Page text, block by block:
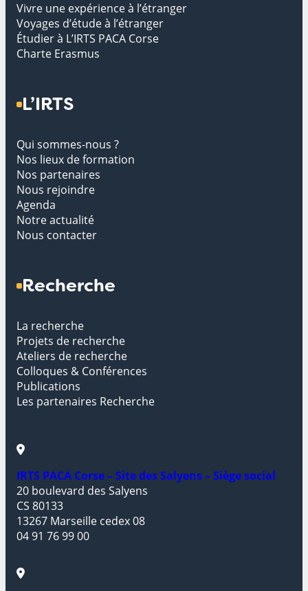
Vivre une expérience à l’étranger
Voyages d’étude à l’étranger
Étudier à L’IRTS PACA Corse
Charte Erasmus
L’IRTS
Qui sommes-nous ?
Nos lieux de formation
Nos partenaires
Nous rejoindre
Agenda
Notre actualité
Nous contacter
Recherche
La recherche
Projets de recherche
Ateliers de recherche
Colloques & Conférences
Publications
Les partenaires Recherche
IRTS PACA Corse – Site des Salyens – Siège social
20 boulevard des Salyens
CS 80133
13267 Marseille cedex 08
04 91 76 99 00